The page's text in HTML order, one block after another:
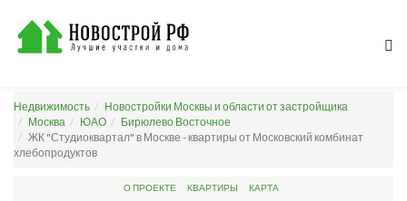
Недвижимость
Новостройки Москвы и области от застройщика
Москва
ЮАО
Бирюлево Восточное
ЖК "Студиоквартал" в Москве - квартиры от Московский комбинат
хлебопродуктов
О ПРОЕКТЕ КВАРТИРЫ КАРТА